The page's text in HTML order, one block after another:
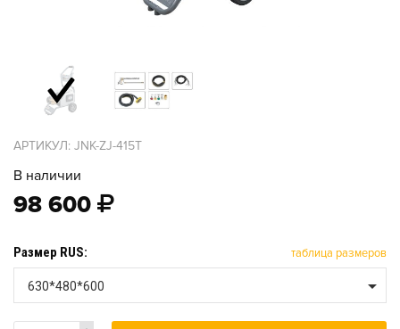
АРТИКУЛ: JNK-ZJ-415T
В наличии
98 600
Размер RUS: таблица размеров
630*480*600